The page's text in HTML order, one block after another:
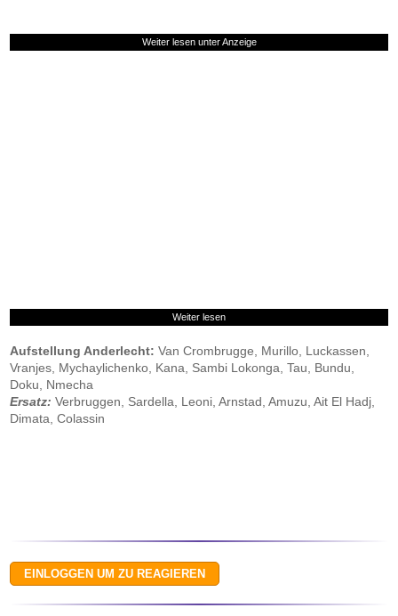
Weiter lesen unter Anzeige
Weiter lesen
Aufstellung Anderlecht: Van Crombrugge, Murillo, Luckassen,
Vranjes, Mychaylichenko, Kana, Sambi Lokonga, Tau, Bundu,
Doku, Nmecha
Ersatz: Verbruggen, Sardella, Leoni, Arnstad, Amuzu, Ait El Hadj,
Dimata, Colassin